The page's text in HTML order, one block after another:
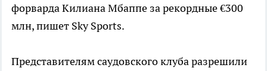
форварда Килиана Мбаппе за рекордные €300
млн, пишет Sky Sports.
Представителям саудовского клуба разрешили